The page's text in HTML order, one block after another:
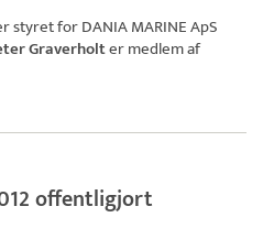
styret forDANIA MARINE ApS
Graverholter medlem af
offentligjort